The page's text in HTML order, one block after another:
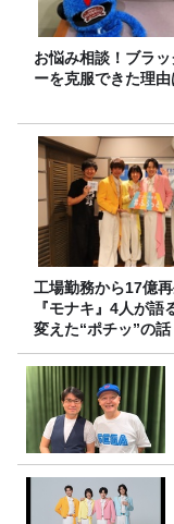
お悩み相談！ブラ
ーを克服できた理由
工場勤務から17億
『モナキ』4人が語
変えた“ポチッ”の話